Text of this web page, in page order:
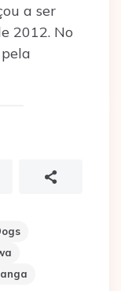
a ser
2012. No